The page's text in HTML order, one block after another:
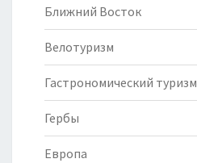
Ближний Восток
Велотуризм
Гастрономический туризм
Гербы
Европа